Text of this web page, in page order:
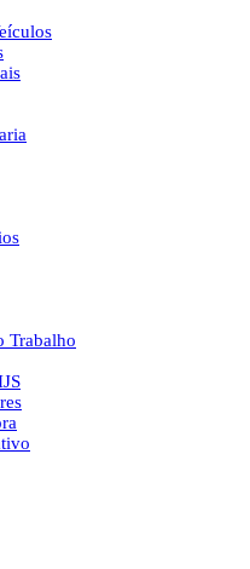
Trabalho